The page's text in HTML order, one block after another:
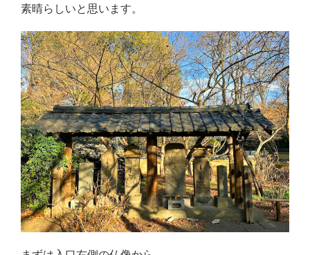
素晴らしいと思います。